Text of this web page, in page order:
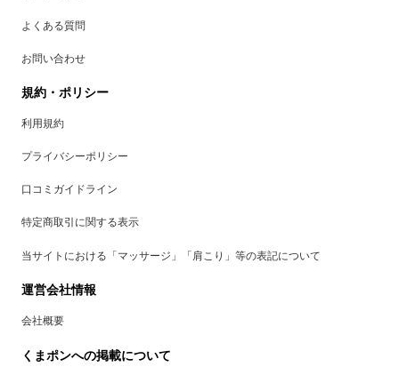
よくある質問
お問い合わせ
規約・ポリシー
利用規約
プライバシーポリシー
口コミガイドライン
特定商取引に関する表示
当サイトにおける「マッサージ」「肩こり」等の表記について
運営会社情報
会社概要
くまポンへの掲載について